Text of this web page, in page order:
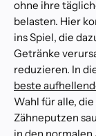
ohne ihre
belasten. Hier
ins Spiel, die
Getränke
reduzieren. In
beste
Wahl für alle,
Zähneputzen